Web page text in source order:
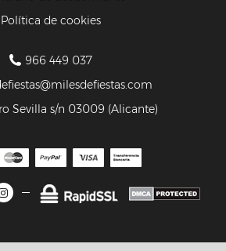
Política de cookies
966 449 037
Sevilla s/n 03009 (Alicante)